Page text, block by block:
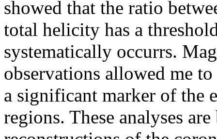
showed that the ratio
total helicity has a
systematically occurrs.
observations allowed me
a significant marker of the
regions. These analyses